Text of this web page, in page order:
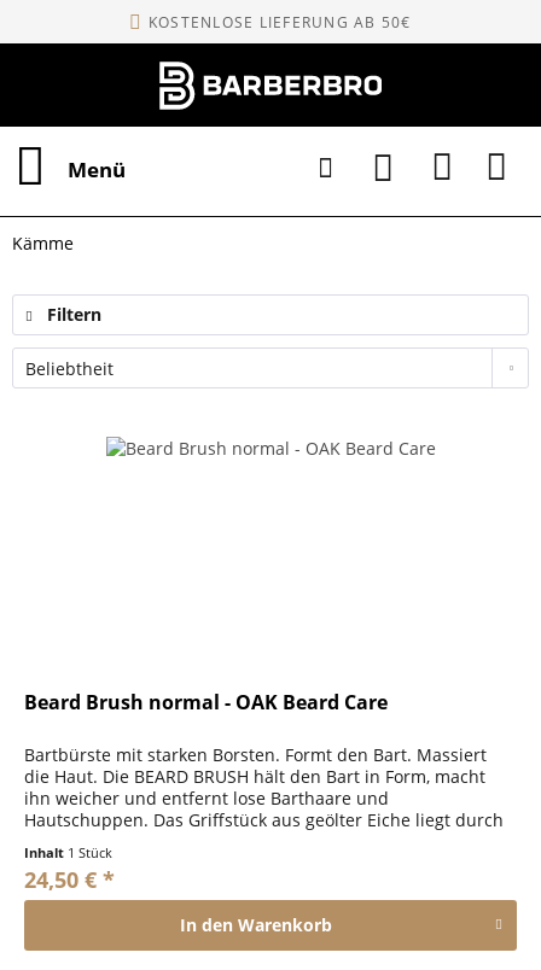
KOSTENLOSE LIEFERUNG AB 50€
Menü
Kämme
Filtern
Beard Brush normal - OAK Beard Care
Bartbürste mit starken Borsten. Formt den Bart. Massiert
die Haut. Die BEARD BRUSH hält den Bart in Form, macht
ihn weicher und entfernt lose Barthaare und
Hautschuppen. Das Griffstück aus geölter Eiche liegt durch
Inhalt 1 Stück
24,50 € *
In den Warenkorb